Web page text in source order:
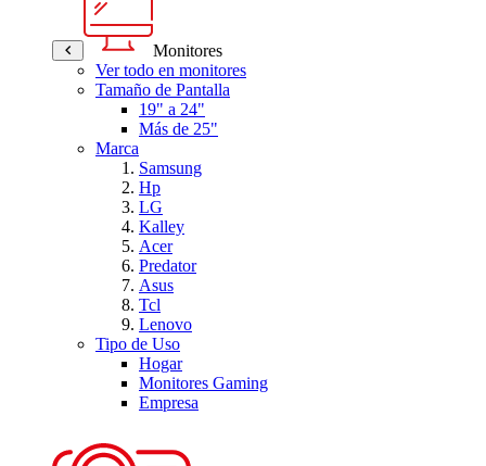
Monitores
Ver todo en monitores
Tamaño de Pantalla
19" a 24"
Más de 25"
Marca
Samsung
Hp
LG
Kalley
Acer
Predator
Asus
Tcl
Lenovo
Tipo de Uso
Hogar
Monitores Gaming
Empresa